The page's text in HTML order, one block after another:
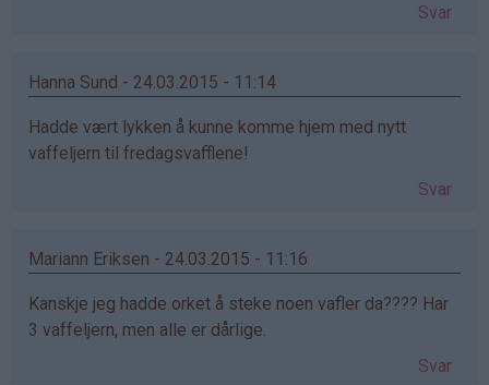
Svar
Hanna Sund - 24.03.2015 - 11:14
Hadde vært lykken å kunne komme hjem med nytt
vaffeljern til fredagsvafflene!
Svar
Mariann Eriksen - 24.03.2015 - 11:16
Kanskje jeg hadde orket å steke noen vafler da???? Har
3 vaffeljern, men alle er dårlige.
Svar